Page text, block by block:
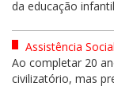
da educação
Assistência Social
Ao completar 20
civilizatório, mas